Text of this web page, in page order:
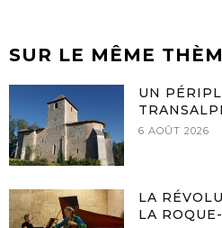
SUR LE MÊME
UN
6 AOÛT 2026
LA
LA